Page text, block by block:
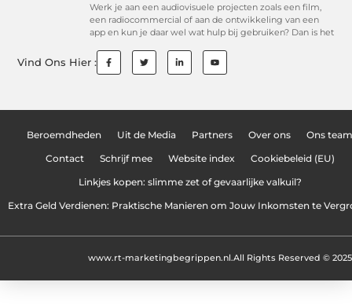
Werk je aan een audiovisuele projecten zoals een film,
een radiocommercial of aan de ontwikkeling van een
app en kun je daar wel wat hulp bij gebruiken? Dan is het
Vind Ons Hier :
Beroemdheden Uit de Media Partners Over ons Ons team
Contact Schrijf mee Website index Cookiebeleid (EU)
Linkjes kopen: slimme zet of gevaarlijke valkuil?
Extra Geld Verdienen: Praktische Manieren om Jouw Inkomsten te
All Rights Reserved © 2025
www.rt-marketingbegrippen.nl.